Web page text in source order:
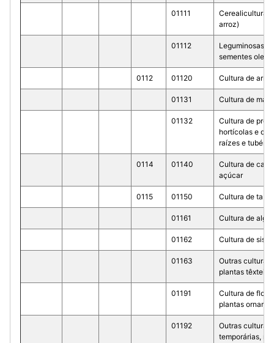
01111
Cerealicultura
arroz)
01112
Leguminosas
sementes
0112 01120 Cultura de arroz
01131 Cultura de
01132
Cultura de
hortícolas e de
raízes e
0114 01140
Cultura de
açúcar
0115 01150 Cultura de
01161 Cultura de
01162 Cultura de sisal
01163
Outras culturas
plantas têxteis
01191
Cultura de
plantas
01192
Outras culturas
temporárias, n.